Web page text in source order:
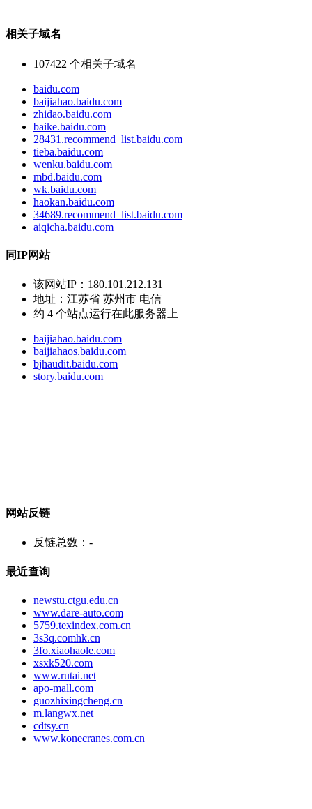
相关子域名
107422 个相关子域名
baidu.com
baijiahao.baidu.com
zhidao.baidu.com
baike.baidu.com
28431.recommend_list.baidu.com
tieba.baidu.com
wenku.baidu.com
mbd.baidu.com
wk.baidu.com
haokan.baidu.com
34689.recommend_list.baidu.com
aiqicha.baidu.com
同IP网站
该网站IP： 180.101.212.131
地址： 江苏省 苏州市 电信
约 4 个站点运行在此服务器上
baijiahao.baidu.com
baijiahaos.baidu.com
bjhaudit.baidu.com
story.baidu.com
网站反链
反链总数： -
最近查询
newstu.ctgu.edu.cn
www.dare-auto.com
5759.texindex.com.cn
3s3q.comhk.cn
3fo.xiaohaole.com
xsxk520.com
www.rutai.net
apo-mall.com
guozhixingcheng.cn
m.langwx.net
cdtsy.cn
www.konecranes.com.cn